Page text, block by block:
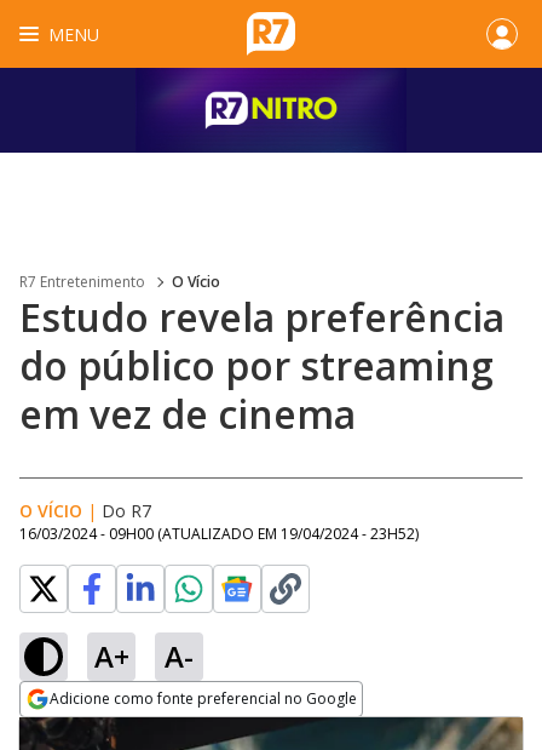
MENU
R7 Entretenimento O Vício
Estudo revela preferência
do público por streaming
em vez de cinema
O VÍCIO | Do R7
16/03/2024 - 09H00 (ATUALIZADO EM 19/04/2024 - 23H52)
A+ A-
Adicione como fonte preferencial no Google
Opens in new window